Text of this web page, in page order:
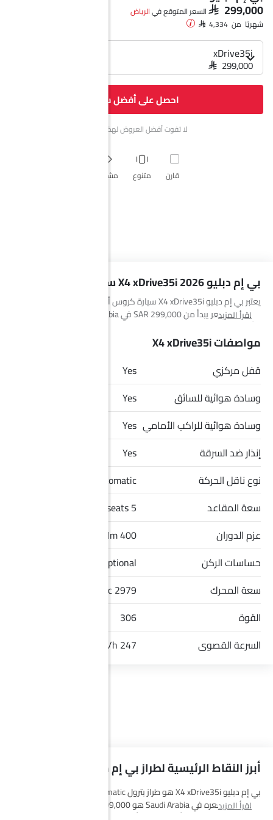
SAR 299,000 السعر المتوقع فيالرياض‎
شهريًا من SAR 4,334
xDrive35i
SAR 299,000
احصل على أفضل سعر
لا تفوت أفضل العروض لهذا الشهر.
قارن متنوع مشاركة
بي إم دبليو X4 xDrive35i 2026 سيارة
SHS Elite و J7 SHS Adventure.
اقرأ المزيد
مواصفات X4 xDrive35i
قفل مركزي
Yes
وسادة هوائية للسائق
Yes
وسادة هوائية للراكب الأمامي Yes
إنذار ضد السرقة
Yes
نوع ناقل الحركة
Automatic
سعة المقاعد
5 seats
عزم الدوران
400 Nm
حساسات الركن
Optional
سعة المحرك
2979 cc
القوة
306
السرعة القصوى
247 Km/h
أبرز النقاط الرئيسية لطراز بي إم دبليو X4 xDrive35i
بي إم دبليو X4 xDrive35i هو طراز بترول Automatic من مجموعة
دبليو X4
اقرأ المزيد